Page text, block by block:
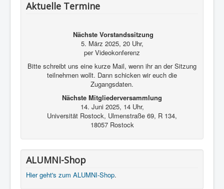
Aktuelle Termine
Nächste Vorstandssitzung
5. März 2025, 20 Uhr,
per Videokonferenz
Bitte schreibt uns eine kurze Mail, wenn ihr an der Sitzung
teilnehmen wollt. Dann schicken wir euch die
Zugangsdaten.
Nächste Mitgliederversammlung
14. Juni 2025, 14 Uhr,
Universität Rostock, Ulmenstraße 69, R 134,
18057 Rostock
ALUMNI-Shop
Hier geht's zum ALUMNI-Shop.